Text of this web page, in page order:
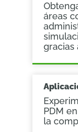
áreas
gracias
PDM
la